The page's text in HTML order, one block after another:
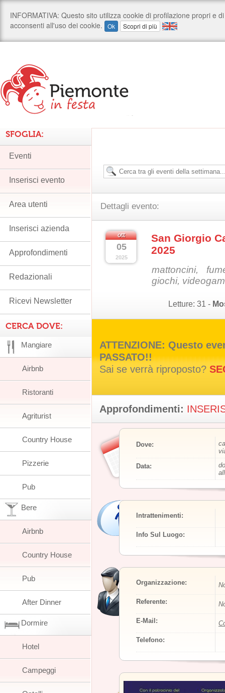
Dettagli evento:
ott
05
2025
San Giorgio
2025
mattoncini,
giochi,
Letture: 31 -
ATTENZIONE: Questo
PASSATO!!
Sai se verrà riproposto?
Approfondimenti:
Dove:
Data:
Intrattenimenti:
Info Sul Luogo:
Organizzazione:
Referente:
E-Mail:
Telefono:
SFOGLIA:
Eventi
Inserisci evento
Area utenti
Inserisci azienda
Approfondimenti
Redazionali
Ricevi Newsletter
CERCA DOVE:
Mangiare
Airbnb
Ristoranti
Agriturist
Country House
Pizzerie
Pub
Bere
Airbnb
Country House
Pub
After Dinner
Dormire
Hotel
Campeggi